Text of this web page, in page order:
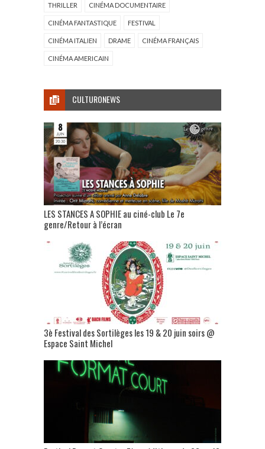
THRILLER CINÉMA DOCUMENTAIRE
CINÉMA FANTASTIQUE FESTIVAL
CINÉMA ITALIEN DRAME CINÉMA FRANÇAIS
CINÉMA AMERICAIN
CULTURONEWS
LES STANCES A SOPHIE au ciné-club Le 7e
genre/Retour à l’écran
3è Festival des Sortilèges les 19 & 20 juin soirs @
Espace Saint Michel